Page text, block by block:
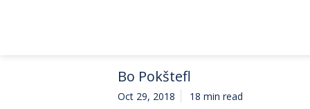
Bo Pokštefl
Oct 29, 2018 18 min read